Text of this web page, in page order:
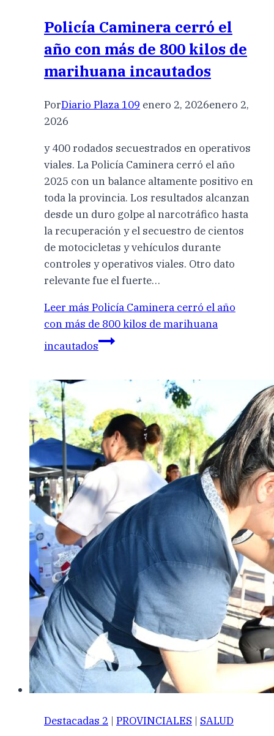
Policía Caminera cerró el
año con más de 800 kilos de
marihuana incautados
PorDiario Plaza 109 enero 2, 2026enero 2,
2026
y 400 rodados secuestrados en operativos
viales. La Policía Caminera cerró el año
2025 con un balance altamente positivo en
toda la provincia. Los resultados alcanzan
desde un duro golpe al narcotráfico hasta
la recuperación y el secuestro de cientos
de motocicletas y vehículos durante
controles y operativos viales. Otro dato
relevante fue el fuerte…
Leer más Policía Caminera cerró el año
con más de 800 kilos de marihuana
incautados
Destacadas 2 | PROVINCIALES | SALUD